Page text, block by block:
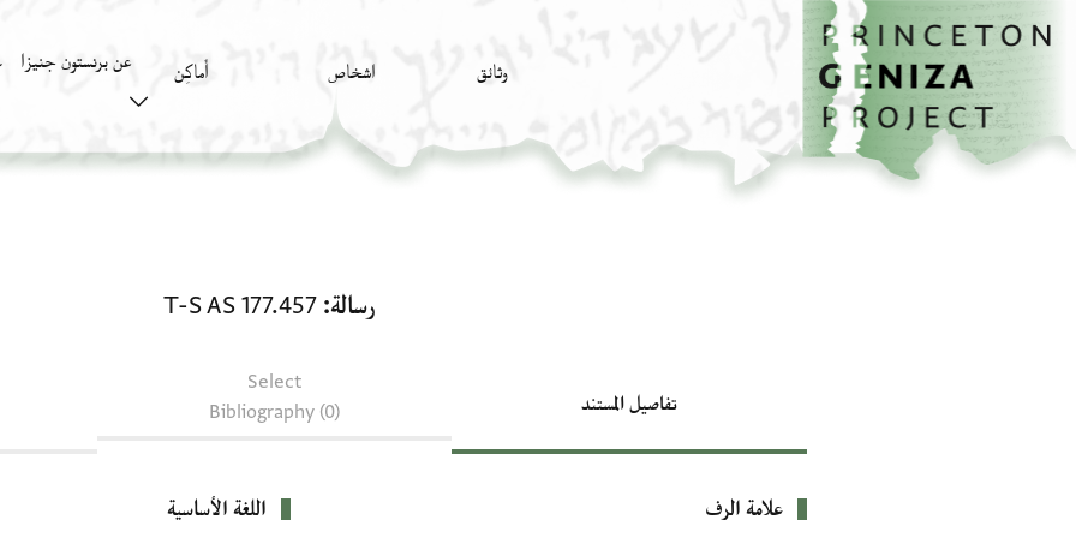
تخطي إلى المحتوى الرئيسي
الصفحة الرئيسية
وثائق اشخاص أَماكِن عن برنستون جنيزا
رسالة T-S AS 177.457
تفاصيل المستند
Select
Bibliography (0)
بيانات التعريف
علامة الرف اللغة الأساسية